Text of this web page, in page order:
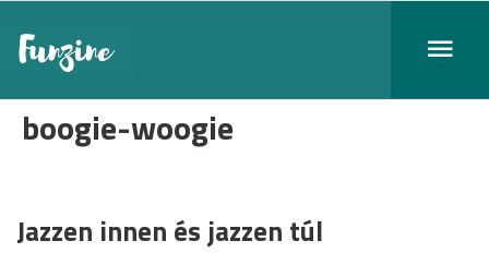
boogie-woogie
Jazzen innen és jazzen túl